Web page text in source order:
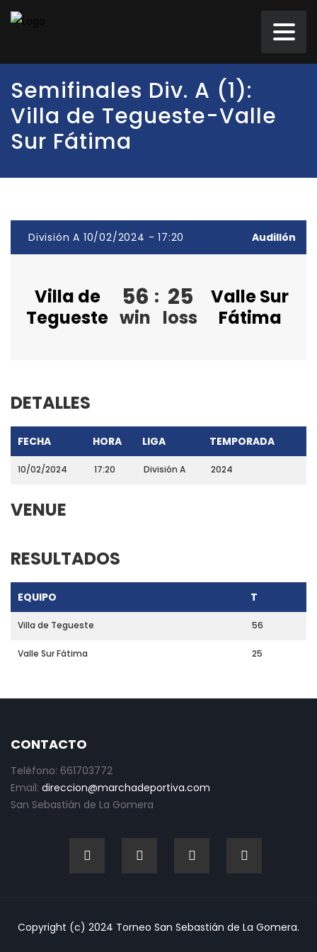
Semifinales Div. A (1):
Villa de Tegueste-Valle
Sur Fátima
División A 10/02/2024 - 17:20 Audillón
Villa de
Tegueste
56
win
: 25
loss
Valle Sur
Fátima
DETALLES
FECHA HORA LIGA TEMPORADA
10/02/2024 17:20 División A 2024
VENUE
RESULTADOS
EQUIPO T
Villa de Tegueste 56
Valle Sur Fátima 25
CONTACTO
Teléfono: 661703772
Email: direccion@marchadeportiva.com
San Sebastián de La Gomera
Copyright (c) 2024 Torneo San Sebastián de La Gomera.